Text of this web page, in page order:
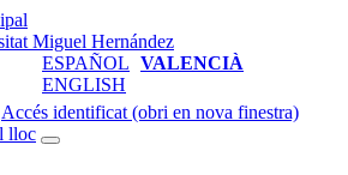
ESPAÑOL VALENCIÀ
ENGLISH
Accés identificat (obri en nova finestra)
lloc